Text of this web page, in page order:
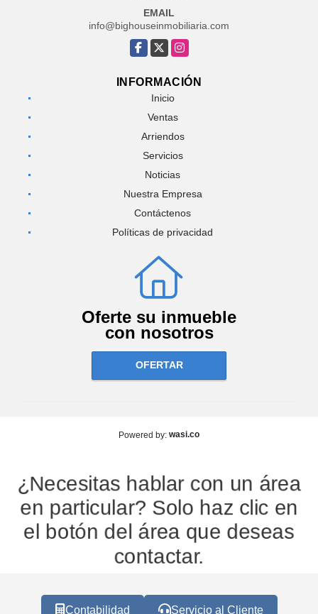
EMAIL
info@bighouseinmobiliaria.com
Facebook
X Instagram
INFORMACIÓN
Inicio
Ventas
Arriendos
Servicios
Noticias
Nuestra Empresa
Contáctenos
Políticas de privacidad
Oferte su inmueble
con nosotros
OFERTAR
Powered by: wasi.co
¿Necesitas hablar con un área
en particular? Solo haz clic en
el botón del área que deseas
contactar.
Contabilidad Servicio al Cliente